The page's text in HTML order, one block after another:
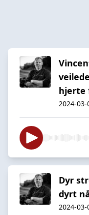
hjerte
2024-03-
Dyr
dyrt
2024-03-